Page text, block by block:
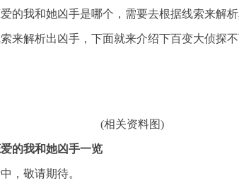
的我和她凶手是哪个，需要去根据线索来解
来解析出凶手，下面就来介绍下百变大侦探
(相关资料图)
的我和她凶手一览
，敬请期待。